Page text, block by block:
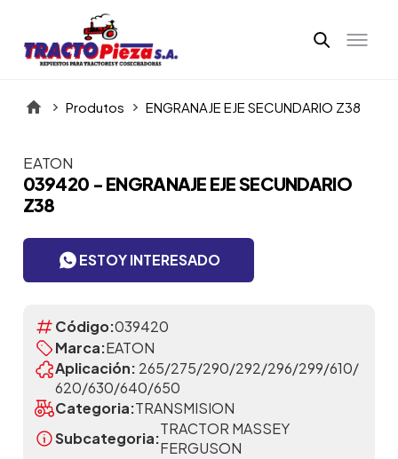
Produtos ENGRANAJE EJE SECUNDARIO Z38
Itens da Galeria
EATON
039420 - ENGRANAJE EJE SECUNDARIO
Z38
ESTOY INTERESADO
Código:039420
Marca:EATON
Aplicación: 265/275/290/292/296/299/610/
620/630/640/650
Categoria:TRANSMISION
Subcategoria:
TRACTOR MASSEY
FERGUSON